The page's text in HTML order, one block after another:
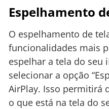
Espelhamento
O espelhamento de
funcionalidades mais
espelhar a tela do seu
selecionar a opção
AirPlay. Isso permitirá
o que está na tela do